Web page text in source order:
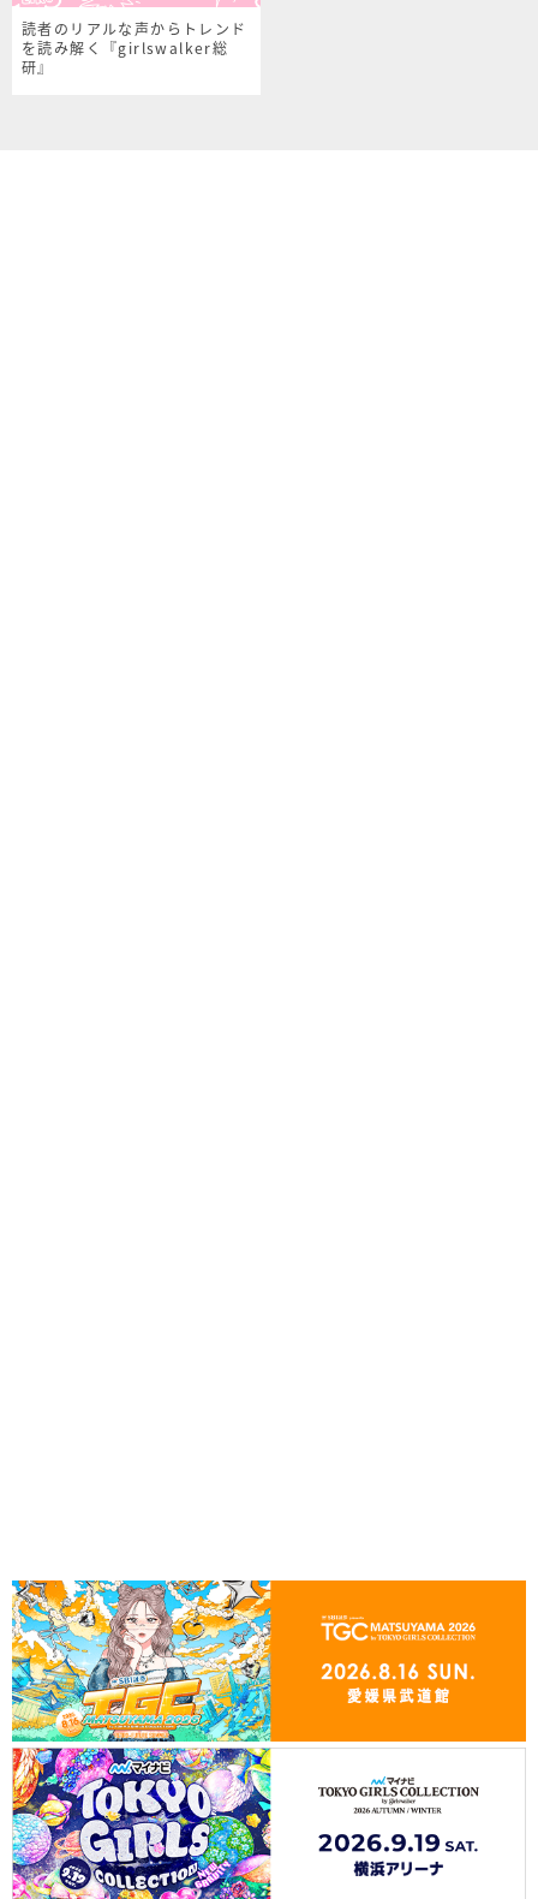
読者のリアルな声からトレンド
を読み解く『girlswalker総
研』